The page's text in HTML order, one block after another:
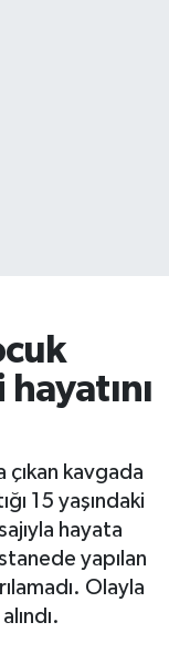
çıkan kavgada
15 yaşındaki
hayata
yapılan
Olayla